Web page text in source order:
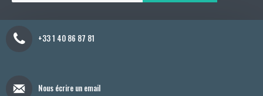
+33 1 40 86 87 81
Nous écrire un email